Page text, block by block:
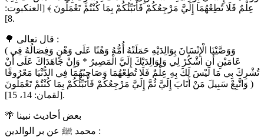
عِلْمٌ فَلَا تُطِعْهُمَا إِلَيَّ مَرْجِعُكُمْ فَأُنَبِّئُكُمْ بِمَا كُنْتُمْ تَعْمَلُونَ ﴾ [العنكبوت:
8].
🌳 قال تعالى :
( وَوَصَّيْنَا الْإِنْسَانَ بِوَالِدَيْهِ حَمَلَتْهُ أُمُّهُ وَهْنًا عَلَى وَهْنٍ وَفِصَالُهُ فِي
عَامَيْنِ أَنِ اشْكُرْ لِي وَلِوَالِدَيْكَ إِلَيَّ الْمَصِيرُ * وَإِنْ جَاهَدَاكَ عَلَى أَنْ
تُشْرِكَ بِي مَا لَيْسَ لَكَ بِهِ عِلْمٌ فَلَا تُطِعْهُمَا وَصَاحِبْهُمَا فِي الدُّنْيَا مَعْرُوفًا
وَاتَّبِعْ سَبِيلَ مَنْ أَنَابَ إِلَيَّ ثُمَّ إِلَيَّ مَرْجِعُكُمْ فَأُنَبِّئُكُمْ بِمَا كُنْتُمْ تَعْمَلُونَ )
[لقمان: 14، 15].
🌴 بعض أحاديث نبينا
محمد ﷺ عن بر الوالدين :